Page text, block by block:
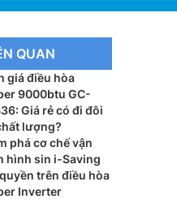
QUAN
giá điều hòa
9000btu GC-
Giá rẻ có đi đôi
lượng?
phá cơ chế vận
hình sin i-Saving
trên điều hòa
Inverter